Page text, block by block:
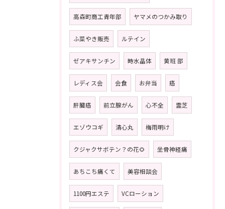
高森町商工青年部 ヤマメのつかみ取り
ふ菜やき販売 ルテイン
ゼアキサンチン 時水晶体 黄班 部
レディス会 会食 お弁当 癌
肝臓癌 前立腺がん 心不全 霊芝
エゾウコギ 清心丸 梅雨明け
クジャクサボテン？の花🌻 坐骨神経痛
あちこち痛くて 美容相談会
1100円エステ VCローション